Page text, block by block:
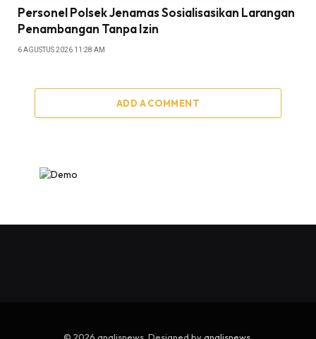
Personel Polsek Jenamas Sosialisasikan Larangan
Penambangan Tanpa Izin
6 AGUSTUS 2026 11:28 AM
ADD A COMMENT